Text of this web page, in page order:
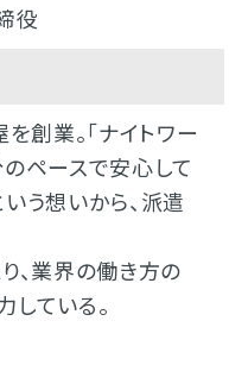
役
創業。「ナイトワー
ペースで安心して
う想いから、派遣
、業界の働き方の
ている。